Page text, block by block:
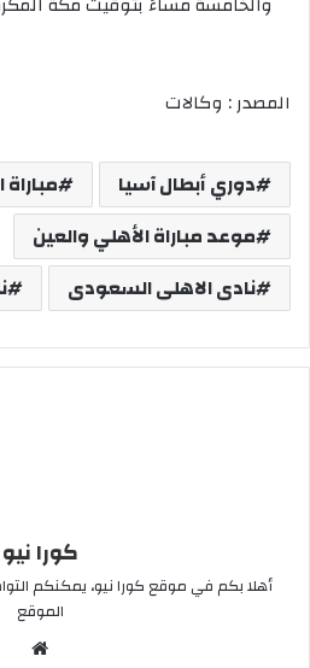
المصدر : وكالات
دوري أبطال آسيا
موعد مباراة الأهلي والعين
نادى الاهلى السعودى
كورا نيو
أهلا بكم في موقع كورا نيو، يمكنكم
الموقع